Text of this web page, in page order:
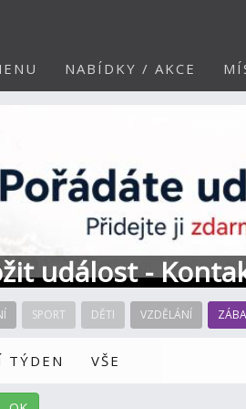
NABÍDKY / AKCE
událost -
SPORT DĚTI VZDĚLÁNÍ
TÝDEN VŠE